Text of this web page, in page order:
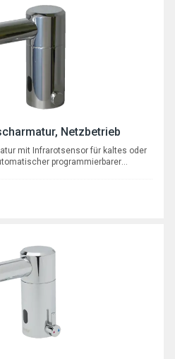
Netzbetrieb
mit Infrarotsensor für kaltes oder
programmierbarer